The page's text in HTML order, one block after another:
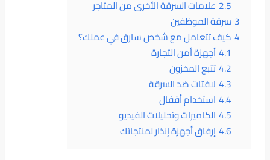
2.5 علامات السرقة الأخرى من المتاجر
3 سرقة الموظفين
4 كيف تتعامل مع شخص سارق في عملك؟
4.1أجهزة أمن التجارة
4.2تتبع المخزون
4.3 لافتات ضد السرقة
4.4 استخدام أقفال
4.5 الكاميرات وتحليلات الفيديو
4.6 إرفاق أجهزة إنذار لمنتجاتك